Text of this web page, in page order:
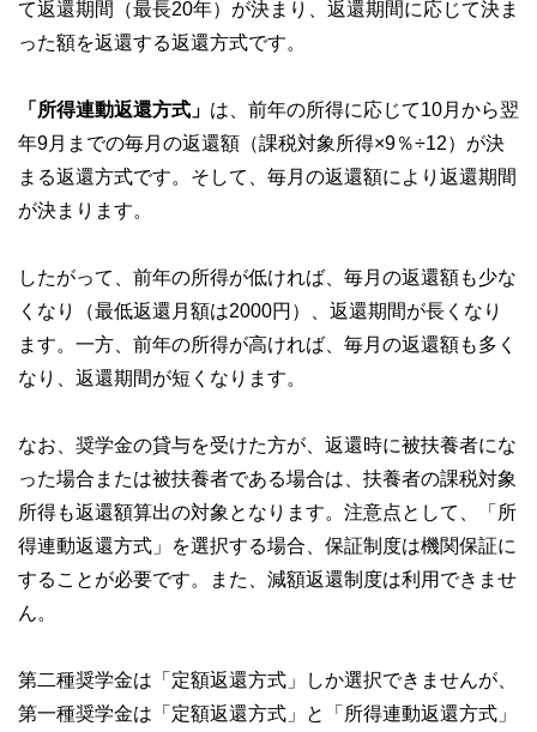
て返還期間（最長20年）が決まり、返還期間に応じて決ま
った額を返還する返還方式です。
「所得連動返還方式」 は、前年の所得に応じて10月から翌
年9月までの毎月の返還額（課税対象所得×9％÷12）が決
まる返還方式です。そして、毎月の返還額により返還期間
が決まります。
したがって、前年の所得が低ければ、毎月の返還額も少な
くなり（最低返還月額は2000円）、返還期間が長くなり
ます。一方、前年の所得が高ければ、毎月の返還額も多く
なり、返還期間が短くなります。
なお、奨学金の貸与を受けた方が、返還時に被扶養者にな
った場合または被扶養者である場合は、扶養者の課税対象
所得も返還額算出の対象となります。注意点として、「所
得連動返還方式」を選択する場合、保証制度は機関保証に
することが必要です。また、減額返還制度は利用できませ
ん。
第二種奨学金は「定額返還方式」しか選択できませんが、
第一種奨学金は「定額返還方式」と「所得連動返還方式」